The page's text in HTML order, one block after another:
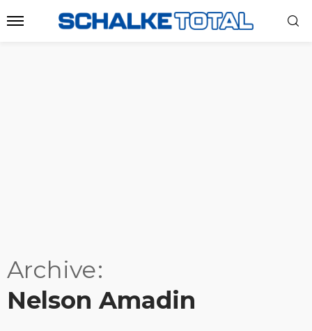
Archive
Nelson Amadin